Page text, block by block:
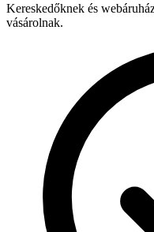
Kereskedőknek és
vásárolnak.